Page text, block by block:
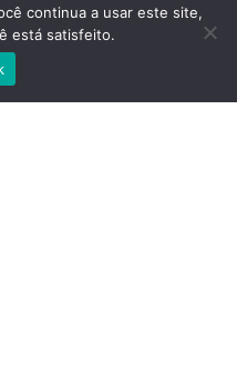
continua a usar este site,
está satisfeito.